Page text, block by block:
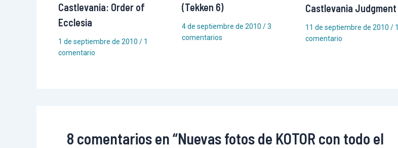
Castlevania: Order of
Ecclesia
1 de septiembre de 2010 / 1
comentario
(Tekken 6)
4 de septiembre de 2010 /3
comentarios
Castlevania Judgment
11 de septiembre de 2010 / 1
comentario
8 comentarios en “Nuevas fotos de KOTOR con todo el